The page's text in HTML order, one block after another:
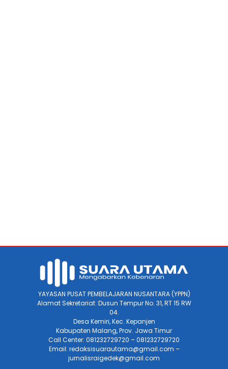
YAYASAN PUSAT PEMBELAJARAN NUSANTARA (YPPN)
Alamat Sekretariat :Dusun Tempur No. 31, RT 15 RW
04.
Desa Kemiri, Kec. Kepanjen
Kabupaten Malang, Prov. Jawa Timur
Call Center: 081232729720 – 081232729720
Email: redaksisuarautama@gmail.com –
jurnalisraigedek@gmail.com